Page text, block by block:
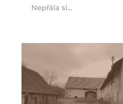
Nepřála si...